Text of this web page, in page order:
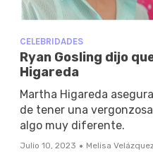
CELEBRIDADES
Ryan Gosling dijo
Higareda
Martha Higareda
de tener una
algo muy diferente.
Julio 10, 2023 · Melisa